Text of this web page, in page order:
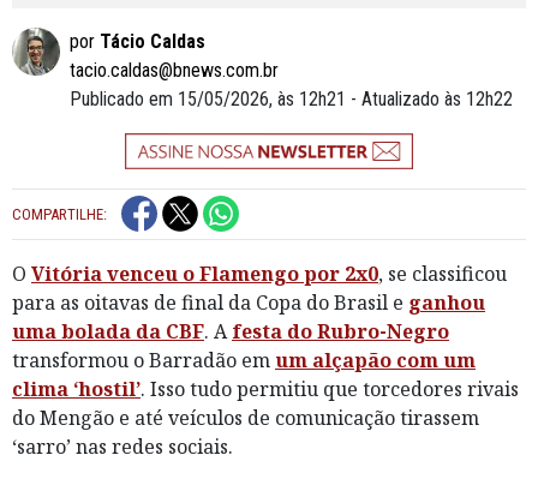
por Tácio Caldas
tacio.caldas@bnews.com.br
Publicado em 15/05/2026, às 12h21 - Atualizado às 12h22
COMPARTILHE:
O Vitória venceu o Flamengo por 2x0, se classificou
para as oitavas de final da Copa do Brasil e ganhou
uma bolada da CBF. Afesta do Rubro-Negro
transformou o Barradão emum alçapão com um
clima ‘hostil’. Isso tudo permitiu que torcedores rivais
do Mengão e até veículos de comunicação tirassem
‘sarro’ nas redes sociais.